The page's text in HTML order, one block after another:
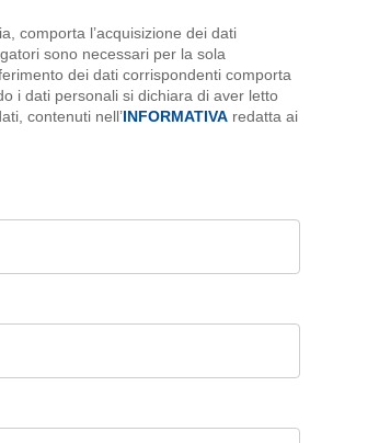
comporta l’acquisizione dei dati
sono necessari per la sola
dei dati corrispondenti comporta
i dati personali si dichiara di aver letto
contenuti nell’INFORMATIVA redatta ai